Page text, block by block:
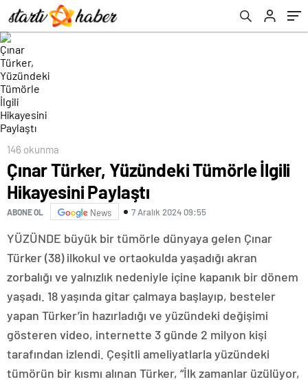
146 okunma
Çınar Türker, Yüzündeki Tümörle İlgili
Hikayesini Paylaştı
ABONE OL News 7 Aralık 2024 09:55
YÜZÜNDE büyük bir tümörle dünyaya gelen Çınar
Türker (38) ilkokul ve ortaokulda yaşadığı akran
zorbalığı ve yalnızlık nedeniyle içine kapanık bir dönem
yaşadı. 18 yaşında gitar çalmaya başlayıp, besteler
yapan Türker’in hazırladığı ve yüzündeki değişimi
gösteren video, internette 3 günde 2 milyon kişi
tarafından izlendi. Çeşitli ameliyatlarla yüzündeki
tümörün bir kısmı alınan Türker, “İlk zamanlar üzülüyor,